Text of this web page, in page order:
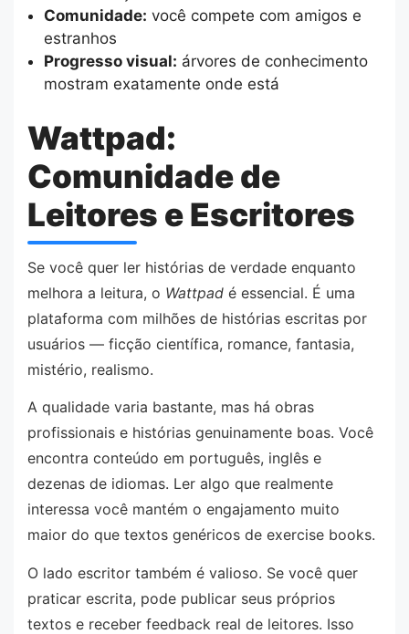
Comunidade: você compete com amigos e
estranhos
Progresso visual: árvores de conhecimento
mostram exatamente onde está
Wattpad:
Comunidade de
Leitores e Escritores
Se você quer ler histórias de verdade enquanto
melhora a leitura, o Wattpad é essencial. É uma
plataforma com milhões de histórias escritas por
usuários — ficção científica, romance, fantasia,
mistério, realismo.
A qualidade varia bastante, mas há obras
profissionais e histórias genuinamente boas. Você
encontra conteúdo em português, inglês e
dezenas de idiomas. Ler algo que realmente
interessa você mantém o engajamento muito
maior do que textos genéricos de exercise books.
O lado escritor também é valioso. Se você quer
praticar escrita, pode publicar seus próprios
textos e receber feedback real de leitores. Isso